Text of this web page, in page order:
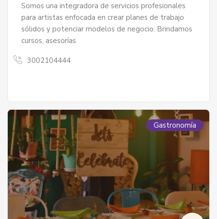
Somos una integradora de servicios profesionales
para artistas enfocada en crear planes de trabajo
sólidos y potenciar modelos de negocio. Brindamos
cursos, asesorías
3002104444
Gastronomía